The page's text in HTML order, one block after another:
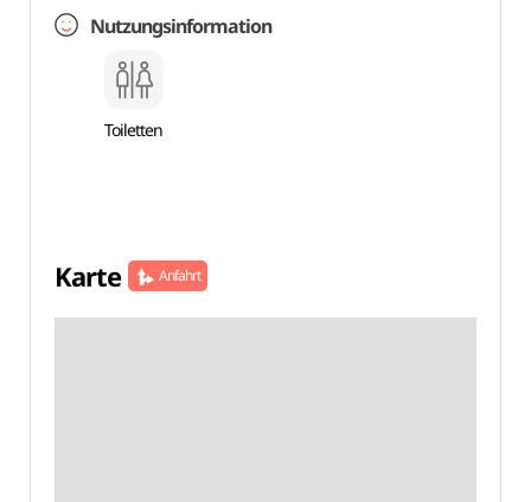
Nutzungsinformation
Toiletten
Karte Anfahrt